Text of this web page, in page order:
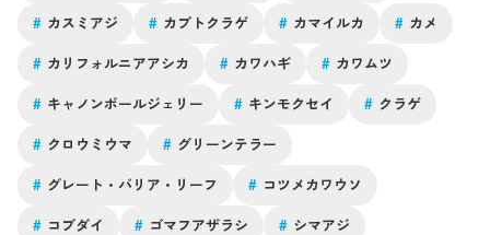
# カスミアジ # カブトクラゲ # カマイルカ # カメ
# カリフォルニアアシカ # カワハギ # カワムツ
# キャノンボールジェリー # キンモクセイ # クラゲ
# クロウミウマ # グリーンテラー
# グレート・バリア・リーフ # コツメカワウソ
# コブダイ # ゴマフアザラシ # シマアジ